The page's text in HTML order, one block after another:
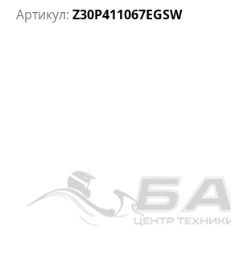
Артикул: Z30P411067EGSW